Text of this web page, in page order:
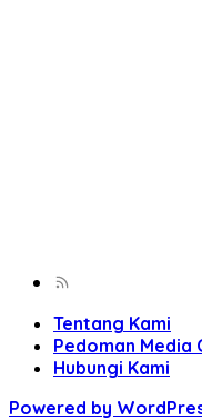
Tentang Kami
Pedoman Media
Hubungi Kami
Powered by